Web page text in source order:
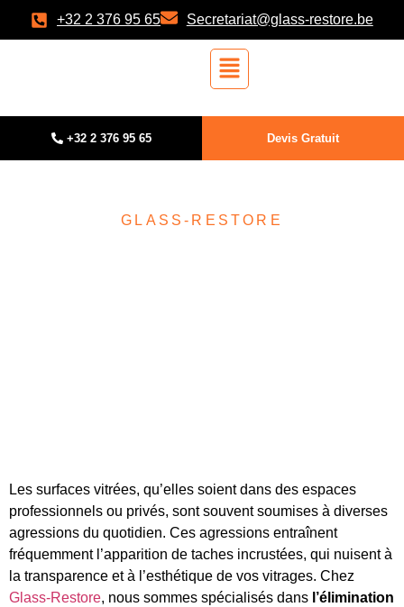
+32 2 376 95 65 Secretariat@glass-restore.be
+32 2 376 95 65 Devis Gratuit
GLASS-RESTORE
Les surfaces vitrées, qu’elles soient dans des espaces
professionnels ou privés, sont souvent soumises à diverses
agressions du quotidien. Ces agressions entraînent
fréquemment l’apparition de taches incrustées, qui nuisent à
la transparence et à l’esthétique de vos vitrages. Chez
Glass-Restore, nous sommes spécialisés dans l’élimination